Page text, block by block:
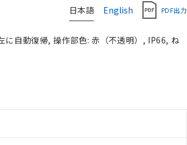
日本語 English PDF出力
自動復帰, 操作部色: 赤（不透明）, IP66, ね